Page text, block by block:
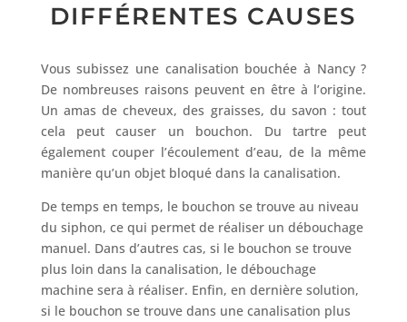
DIFFÉRENTES CAUSES
Vous subissez une canalisation bouchée à Nancy ?
De nombreuses raisons peuvent en être à l’origine.
Un amas de cheveux, des graisses, du savon : tout
cela peut causer un bouchon. Du tartre peut
également couper l’écoulement d’eau, de la même
manière qu’un objet bloqué dans la canalisation.
De temps en temps, le bouchon se trouve au niveau
du siphon, ce qui permet de réaliser un débouchage
manuel. Dans d’autres cas, si le bouchon se trouve
plus loin dans la canalisation, le débouchage
machine sera à réaliser. Enfin, en dernière solution,
si le bouchon se trouve dans une canalisation plus